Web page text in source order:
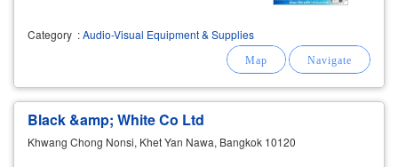
Category :Audio-Visual Equipment & Supplies
Black &amp; White Co Ltd
Khwang Chong Nonsi, Khet Yan Nawa, Bangkok 10120